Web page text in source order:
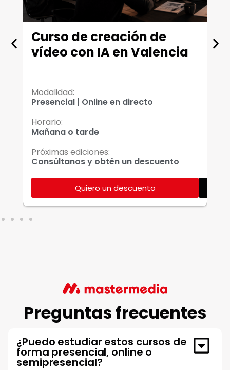
Ver más
Curso de creación de
vídeo con IA en Valencia
Modalidad:
Presencial | Online en directo
Horario:
Mañana o tarde
Próximas ediciones:
Consúltanos y obtén un descuento
Quiero un descuento
Preguntas frecuentes
¿Puedo estudiar estos cursos de
forma presencial, online o
semipresencial?